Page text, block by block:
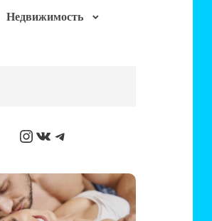
Недвижимость
Instagram
ВКонтакте
Telegram